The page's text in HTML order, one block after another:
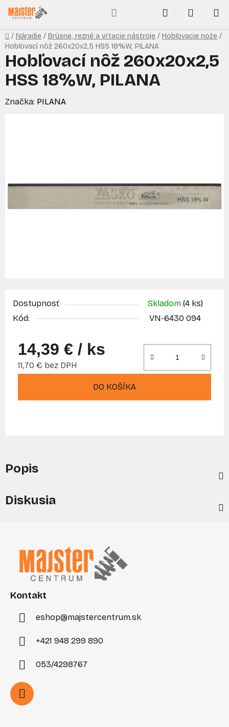
Prejsť
na
obsah
Hľadať
KOŠÍK
Domov
/ Náradie / Brúsne, rezné a vŕtacie nástroje / Hobľovacie nože /
Hobľovací nôž 260x20x2,5 HSS 18%W, PILANA
Dostupnosť Skladom (4 ks)
Kód:
VN-6430 094
14,39 € / ks
11,70 € bez DPH
DO KOŠÍKA
Hobľovací nôž 260x20x2,5
HSS 18%W, PILANA
Značka: PILANA
Popis
Diskusia
Kontakt
eshop@majstercentrum.sk
+421 948 299 890
053/4298767